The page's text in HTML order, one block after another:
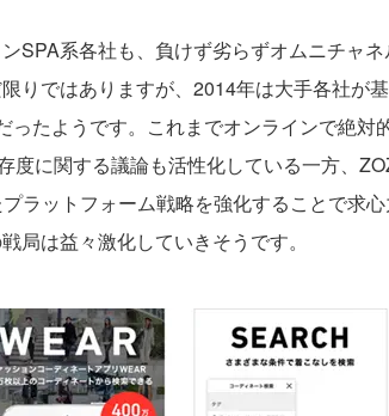
SPA系各社も、負けず劣らずオムニチャ
りではありますが、2014年は大手各社が
ったようです。これまでオンラインで絶対
度に関する議論も活性化している一方、
ラットフォーム戦略を強化することで求心
局は益々激化していきそうです。